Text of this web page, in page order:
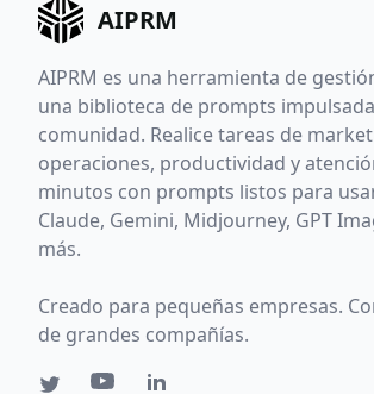
AIPRM
AIPRM es una herramienta de
una biblioteca de prompts
comunidad. Realice tareas de
operaciones, productividad y
minutos con prompts listos para
Claude, Gemini, Midjourney, GPT
más.
Creado para pequeñas empresas.
de grandes compañías.